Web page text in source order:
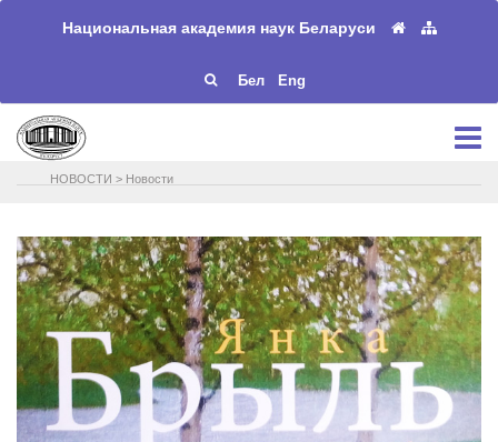
Национальная академия наук Беларуси
Бел Eng
НОВОСТИ > Новости